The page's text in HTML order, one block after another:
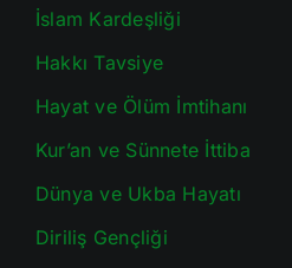
İslam Kardeşliği
Hakkı Tavsiye
Hayat ve Ölüm İmtihanı
Kur’an ve Sünnete İttiba
Dünya ve Ukba Hayatı
Diriliş Gençliği